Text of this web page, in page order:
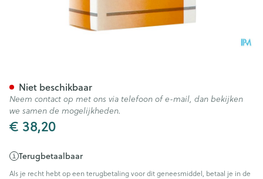
€ 38,20
Terugbetaalbaar
Als je recht hebt op een terugbetaling voor dit geneesmiddel, betaal je in de
Niet beschikbaar
Neem contact op met ons via telefoon of e-mail, dan bekijken
we samen de mogelijkheden.